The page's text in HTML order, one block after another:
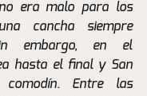
era malo para los
cancha siempre
embargo, en el
hasta el final y San
Entre las